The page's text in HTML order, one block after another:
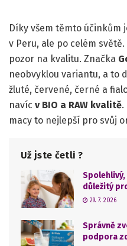
Díky všem těmto účinkům
v Peru, ale po celém
pozor na kvalitu. Značka
neobvyklou variantu, a to
žluté, červené, černé a
navíc v BIO a RAW kvalitě.
macy to nejlepší pro svůj
Už jste četli ?
důležitý
29. 7. 2026
Správně
podpora